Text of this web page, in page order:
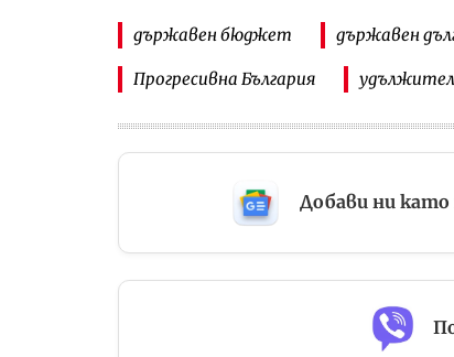
държавен бюджет държавен
Прогресивна България
Добави ни като